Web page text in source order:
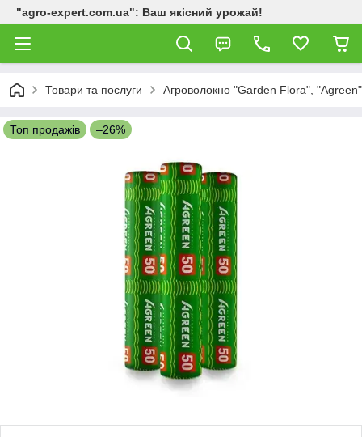
"agro-expert.com.ua": Ваш якісний урожай!
Товари та послуги Агроволокно "Garden Flora", "Agreen"
Топ продажів –26%